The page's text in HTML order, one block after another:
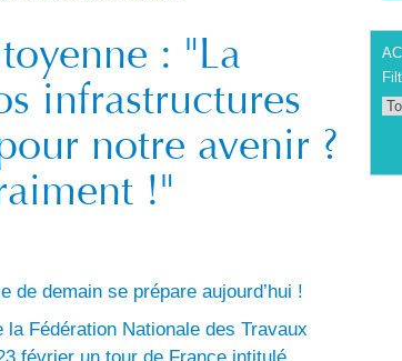
: "La
infrastructures
notre avenir ?
!"
de demain se prépare aujourd’hui !
la Fédération Nationale des Travaux